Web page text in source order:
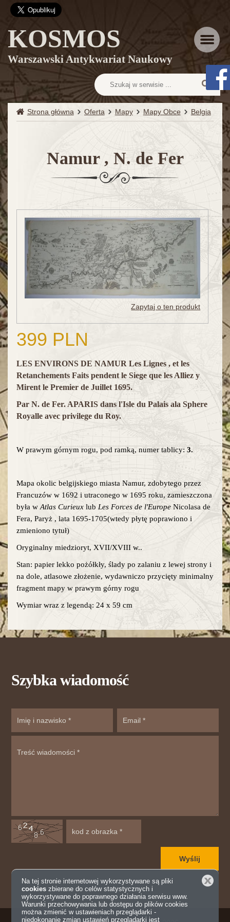
KOSMOS
Warszawski Antykwariat Naukowy
Menu
Strona główna Oferta Mapy Mapy Obce Belgia
Namur , N. de Fer
Zapytaj o ten produkt
399 PLN
LES ENVIRONS DE NAMUR Les Lignes , et les
Retanchements Faits pendent le Siege que les Alliez y
Mirent le Premier de Juillet 1695.
Par N. de Fer. APARIS dans l'Isle du Palais ala Sphere
Royalle avec privilege du Roy.
W prawym górnym rogu, pod ramką, numer tablicy: 3.
Mapa okolic belgijskiego miasta Namur, zdobytego przez
Francuzów w 1692 i utraconego w 1695 roku, zamieszczona
była wAtlas Curieuxlub Les Forces de l'EuropeNicolasa de
Fera, Paryż , lata 1695-1705(wtedy płytę poprawiono i
zmieniono tytuł)
Oryginalny miedzioryt, XVII/XVIII w..
Stan: papier lekko pożółkły, ślady po zalaniu z lewej strony i
na dole, atlasowe złożenie, wydawniczo przycięty minimalny
fragment mapy w prawym górny rogu
Wymiar wraz z legendą: 24 x 59 cm
Szybka wiadomość
Zamknij
Na tej stronie internetowej wykorzystywane są pliki
cookies zbierane do celów statystycznych i
wykorzystywane do poprawnego działania serwisu www.
Warunki przechowywania lub dostępu do plików cookies
można zmienić w ustawieniach przeglądarki -
niedokonanie zmian ustawień przeglądarki jest